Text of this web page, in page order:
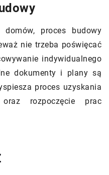
proces budowy
nie trzeba poświęcać
indywidualnego
dokumenty i plany są
proces uzyskania
rozpoczęcie prac